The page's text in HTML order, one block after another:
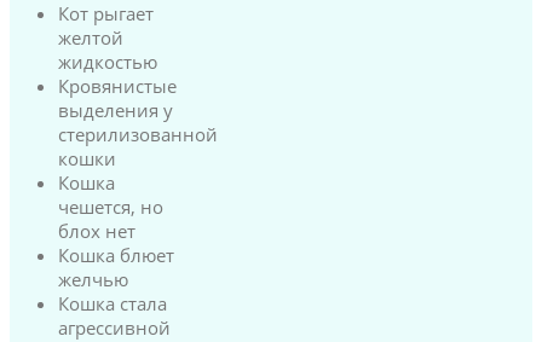
Кот рыгает
желтой
жидкостью
Кровянистые
выделения у
стерилизованной
кошки
Кошка
чешется, но
блох нет
Кошка блюет
желчью
Кошка стала
агрессивной